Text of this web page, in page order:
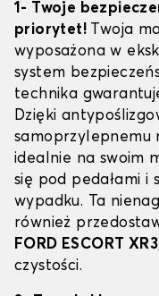
1- Twoje
priorytet! Twoja
wyposażona w
system
technika
Dzięki
samoprzylepnemu
idealnie na swoim
się pod pedałami i
wypadku. Ta
również
FORD ESCORT XR3
czystości.